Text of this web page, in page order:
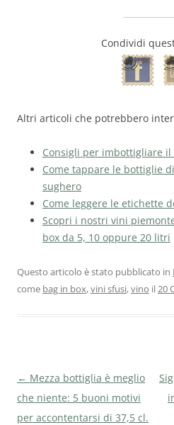
Condividi
Altri articoli che potrebbero
Consigli per imbottigliare il
Come tappare le bottiglie
sughero
Come leggere le etichette
Scopri i nostri vini
box da 5, 10 oppure 20 litri
Questo articolo è stato pubblicato in
come bag in box,vini sfusi,vino il20
Navigazione
articolo
← Mezza bottiglia è meglio
che niente: 5 buoni motivi
per accontentarsi di 37,5 cl.